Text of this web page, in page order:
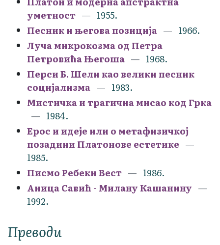
уметност
1955.
Песник и његова позиција
1966.
Луча микрокозма од Петра
Петровића Његоша
1968.
Перси Б. Шели као велики песник
социјализма
1983.
Мистичка и трагична мисао код Грка
1984.
Ерос и идеје или о метафизичкој
позадини Платонове естетике
1985.
Писмо Ребеки Вест
1986.
Аница Савић - Милану Кашанину
1992.
Преводи